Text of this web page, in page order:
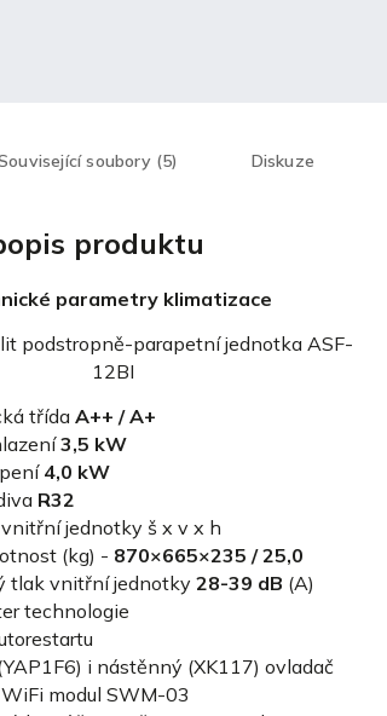
soubory (5) Diskuze
produktu
parametry klimatizace
podstropně-parapetní jednotka ASF-
12BI
třídaA++ / A+
3,5 kW
4,0 kW
R32
jednotky š x v x h
(kg) - 870×665×235 / 25,0
tlak vnitřní jednotky 28-39 dB (A)
technologie
i nástěnný (XK117) ovladač
modul SWM-03